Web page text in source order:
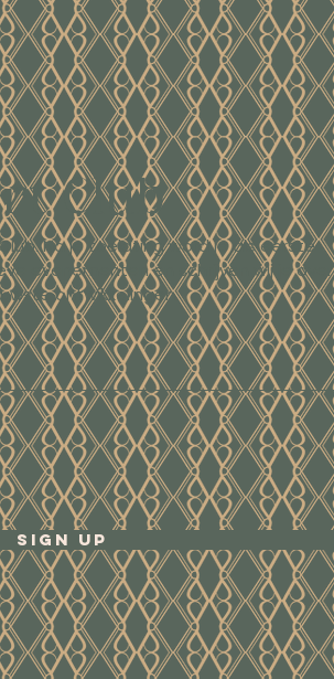
Club
Na je toelating word je als eerste
evenementen en schrijven wij je over
ontwikkelingen.
Sign Up